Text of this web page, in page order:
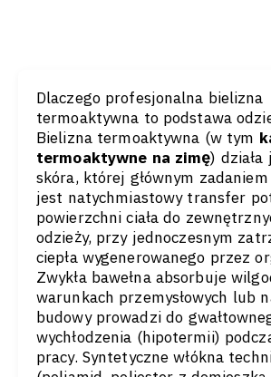
Dlaczego profesjonalna bielizna
termoaktywna to podstawa
Bielizna termoaktywna (w tym
termoaktywne na zimę)
skóra, której głównym
jest natychmiastowy transfer
powierzchni ciała do
odzieży, przy jednoczesnym
ciepła wygenerowanego przez
Zwykła bawełna absorbuje
warunkach przemysłowych lub
budowy prowadzi do
wychłodzenia (hipotermii)
pracy. Syntetyczne włókna